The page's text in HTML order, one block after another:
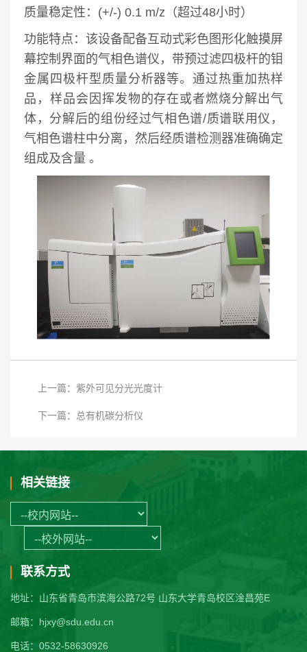
质量稳定性：(+/-) 0.1 m/z（超过48小时）
功能特点： 该设备配备互动式彩色图形化触摸屏
幕控制界面的气相色谱仪，带预过滤四极杆的钼
金属四极杆型质量分析器等。通过热重加热样
品，样品会因挥发物的存在或者燃烧分解出气
体，分解后的组份经过气相色谱/质谱联用仪，
气相色谱柱中分离，然后经质谱检测器准确确定
组成及含量 。
上一篇：紫外可见分光光度计
下一篇：总有机碳分析仪
相关链接
联系方式
地址：山东省青岛市滨海公路72号 山东大学青岛校区淦昌苑E
邮箱：hjxy@sdu.edu.cn
电话：0532-58630926